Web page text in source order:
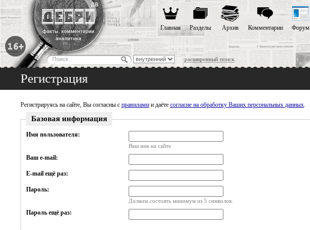
расширенный поиск
Главная Разделы Архив Комментарии Форум
Регистрация
Регистрируясь на сайте, Вы согласны с правилами и даёте согласие на обработку Ваших персональных данных.
Базовая информация
Имя пользователя:
Ваш ник на сайте
Ваш e-mail:
E-mail ещё раз:
Пароль:
Должен состоять минимум из 5 символов.
Пароль ещё раз: